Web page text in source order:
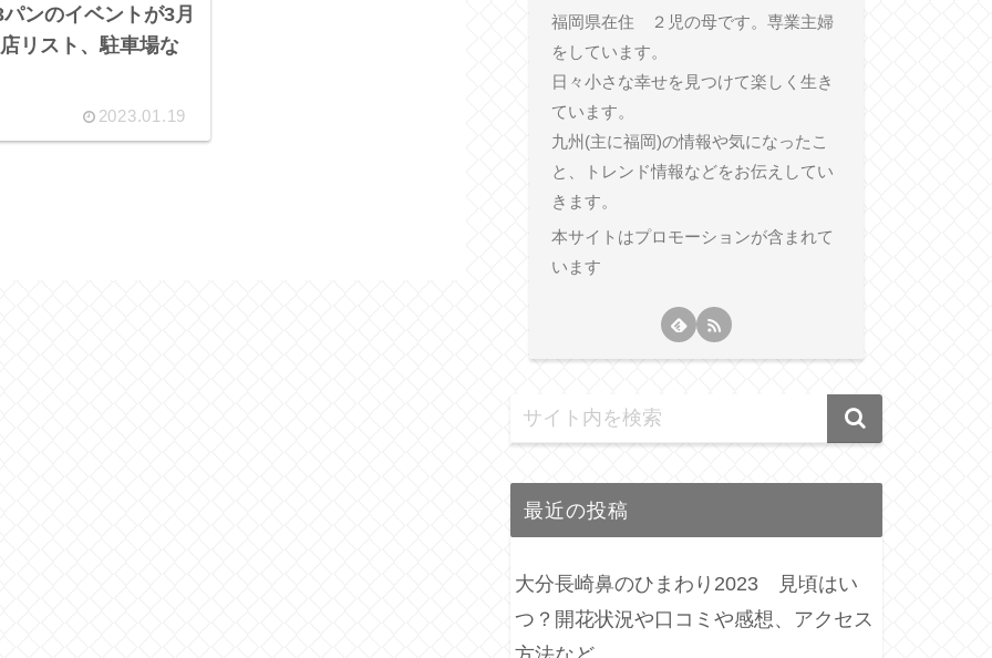
ンのイベントが3月
リスト、駐車場な
2023.01.19
福岡県在住 ２児の母です。専業主婦
をしています。
日々小さな幸せを見つけて楽しく生き
ています。
九州(主に福岡)の情報や気になったこ
と、トレンド情報などをお伝えしてい
きます。
本サイトはプロモーションが含まれて
います
最近の投稿
大分長崎鼻のひまわり2023 見頃はい
つ？開花状況や口コミや感想、アクセス